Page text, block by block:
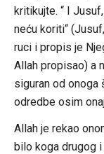
kritikujte. “ I
neću koriti“
ruci i propis je
Allah propisao) a
siguran od onoga
odredbe osim
Allah je rekao
bilo koga drugog